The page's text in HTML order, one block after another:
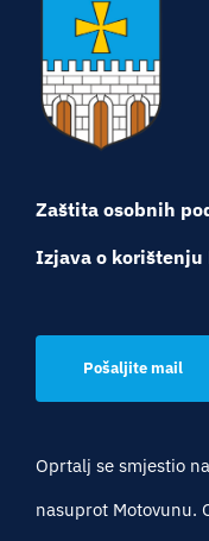
Zaštita osobnih
Izjava o korištenju
Pošaljite mail
Oprtalj se smjestio
nasuprot Motovunu.